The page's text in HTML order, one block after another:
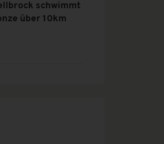
schwimmt
über 10km